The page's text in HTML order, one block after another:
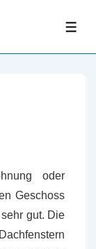
oder
Geschoss
gut. Die